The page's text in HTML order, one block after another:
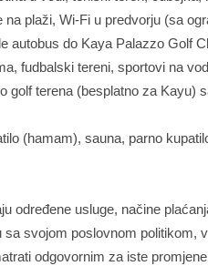
na plaži, Wi-Fi u predvorju (sa
autobus do Kaya Palazzo Golf
fudbalski tereni, sportovi na
golf terena (besplatno za
(hamam), sauna, parno
određene usluge, načine
sa svojom poslovnom
odgovornim za iste